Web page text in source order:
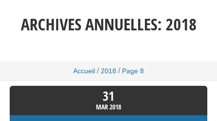
ARCHIVES ANNUELLES: 2018
Accueil / 2018 / Page 8
31
MAR2018